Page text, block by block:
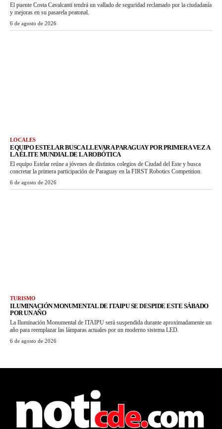
El puente Costa Cavalcanti tendrá un vallado de seguridad reclamado por la ciudadanía
y mejoras en su pasarela peatonal.
6 de agosto de 2026
LOCALES
EQUIPO ESTELAR BUSCA LLEVAR A PARAGUAY POR PRIMERA VEZ A
LA ÉLITE MUNDIAL DE LA ROBÓTICA
El equipo Estelar reúne a jóvenes de distintos colegios de Ciudad del Este y busca
concretar la primera participación de Paraguay en la FIRST Robotics Competition.
6 de agosto de 2026
TURISMO
ILUMINACIÓN MONUMENTAL DE ITAIPU SE DESPIDE ESTE SÁBADO
POR UN AÑO
La Iluminación Monumental de ITAIPU será suspendida durante aproximadamente un
año para reemplazar las lámparas actuales por un moderno sistema LED.
6 de agosto de 2026